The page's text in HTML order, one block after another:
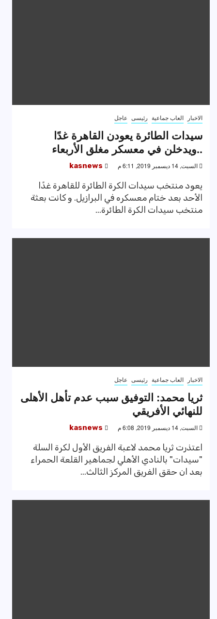
الاخبار العاب جماعية رئيسى عاجل
سيدات الطائرة يعودن القاهرة غدًا
..ويدخلن في معسكر مغلق الأربعاء
السبت, 14 ديسمبر 2019, 6:11 م kasnews
يعود منتخب سيدات الكرة الطائرة للقاهرة غدًا
الأحد بعد ختام معسكره في البرازيل. و كانت بعثة
منتخب سيدات الكرة الطائرة...
الاخبار العاب جماعية رئيسى عاجل
ثريا محمد: التوفيق سبب عدم تأهل الأهلى
للنهائي الأفريقي
السبت, 14 ديسمبر 2019, 6:08 م kasnews
اعتذرت ثريا محمد لاعبة الفريق الأول لكرة السلة
"سيدات" بالنادي الأهلي لجماهير القلعة الحمراء
بعد ان حقق الفريق المركز الثالث...